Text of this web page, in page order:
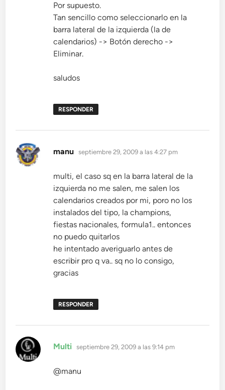
Por supuesto.
Tan sencillo como seleccionarlo en la
barra lateral de la izquierda (la de
calendarios) -> Botón derecho ->
Eliminar.
saludos
RESPONDER
manu dice:
septiembre 29, 2009 a las 4:27 pm
multi, el caso sq en la barra lateral de la
izquierda no me salen, me salen los
calendarios creados por mi, poro no los
instalados del tipo, la champions,
fiestas nacionales, formula1.. entonces
no puedo quitarlos
he intentado averiguarlo antes de
escribir pro q va.. sq no lo consigo,
gracias
RESPONDER
Multi dice:
septiembre 29, 2009 a las 9:14 pm
@manu